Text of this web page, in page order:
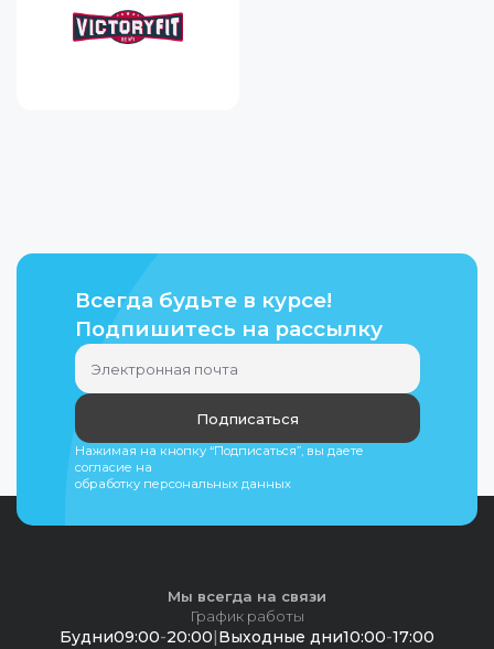
Всегда будьте в курсе!
Подпишитесь на рассылку
Подписаться
Нажимая на кнопку “Подписаться”, вы даете
согласие на
обработку персональных данных
Мы всегда на связи
График работы
Будни09:00-20:00 Выходные дни10:00-17:00